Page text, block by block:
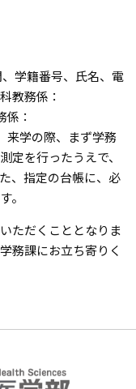
学籍番号、氏名、電
教務係：
：
学の際、まず学務
定を行ったうえで、
、指定の台帳に、必
。
ただくこととなりま
務課にお立ち寄りく